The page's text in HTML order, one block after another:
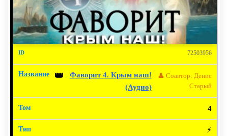
72503956
👑
Фаворит 4. Крым наш!
(Аудио)
👤 Соавтор: Денис
Старый
4
⚡